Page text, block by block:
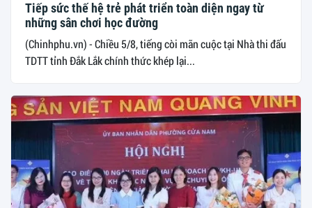
Tiếp sức thế hệ trẻ phát triển toàn diện ngay từ
những sân chơi học đường
(Chinhphu.vn) - Chiều 5/8, tiếng còi mãn cuộc tại Nhà thi đấu
TDTT tỉnh Đắk Lắk chính thức khép lại...